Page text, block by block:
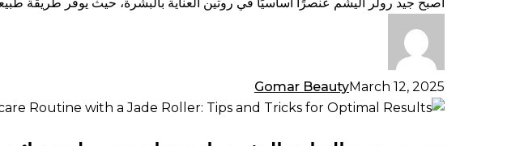
السيروم
والزيوت:
تعظيم
الامتصاص
والفعالية
Gomar BeautyMarch 12, 2025
تعزيز